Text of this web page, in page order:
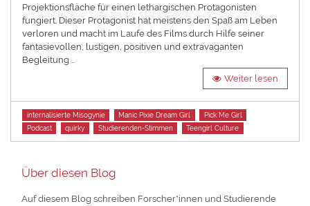
Projektionsfläche für einen lethargischen Protagonisten
fungiert. Dieser Protagonist hat meistens den Spaß am Leben
verloren und macht im Laufe des Films durch Hilfe seiner
fantasievollen, lustigen, positiven und extravaganten
Begleitung …
Weiter lesen
Tags
internalisierte Misogynie Manic Pixie Dream Girl
Pick Me Girl
Podcast
quirky Studierenden-Stimmen Teengirl Culture
Über diesen Blog
Auf diesem Blog schreiben Forscher*innen und Studierende